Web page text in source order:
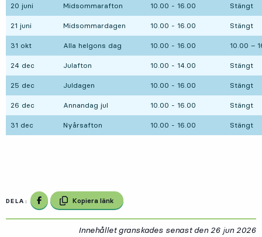
20 juni Midsommarafton 10.00 - 16.00 Stängt
21 juni Midsommardagen 10.00 - 16.00 Stängt
31 okt Alla helgons dag 10.00 - 16.00 10.00 –
24 dec Julafton 10.00 - 14.00 Stängt
25 dec Juldagen 10.00 - 16.00 Stängt
26 dec Annandag jul 10.00 - 16.00 Stängt
31 dec Nyårsafton 10.00 - 16.00 Stängt
DELA: Dela på Facebook
Kopiera länk
Innehållet granskades senast den 26 jun 2026